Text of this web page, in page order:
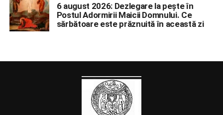
6 august 2026: Dezlegare la pește în
Postul Adormirii Maicii Domnului. Ce
sărbătoare este prăznuită în această zi